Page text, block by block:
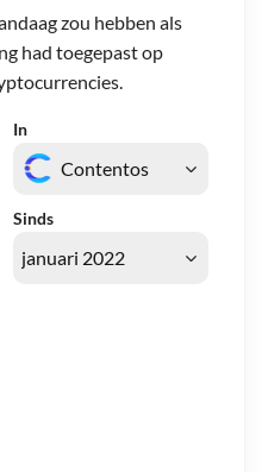
zou hebben als
had toegepast op
In
Sinds